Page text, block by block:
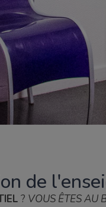
de
? VOUS ÊTES AU